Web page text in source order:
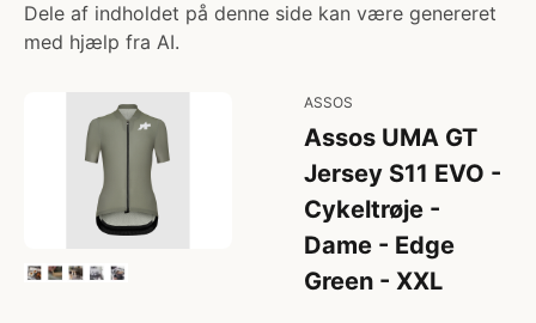
Dele af indholdet på denne side kan være genereret
med hjælp fra AI.
ASSOS
Assos UMA GT
Jersey S11 EVO -
Cykeltrøje -
Dame - Edge
Green - XXL